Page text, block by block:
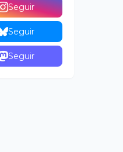
Seguir
Seguir
Seguir